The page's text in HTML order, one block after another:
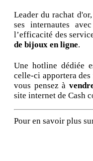
Leader du rachat d'or,
ses internautes
l’efficacité des
de bijoux en ligne.
Une hotline dédiée
celle-ci apportera
vous pensez à
site internet de Cash
Pour en savoir plus